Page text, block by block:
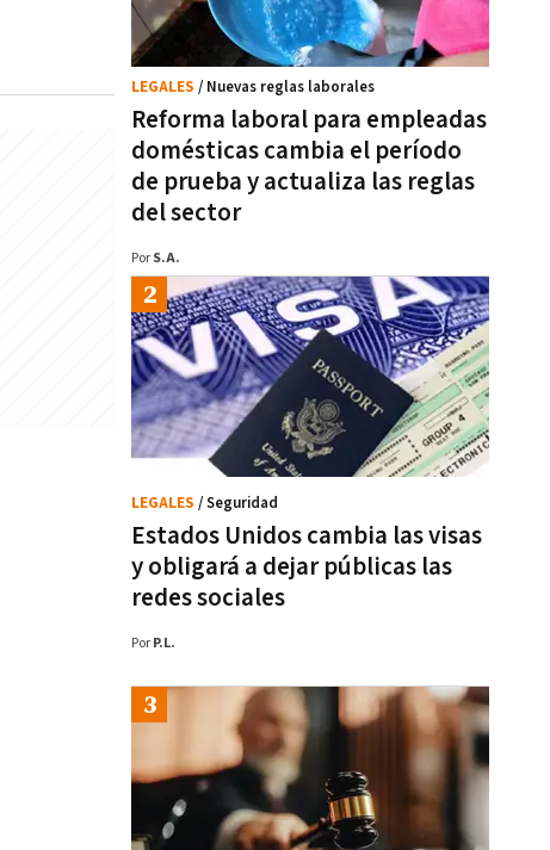
Reforma laboral para empleadas
domésticas cambia el período
de prueba y actualiza las reglas
del sector
LEGALES / Nuevas reglas laborales
Por S.A.
Estados Unidos cambia las visas
y obligará a dejar públicas las
redes sociales
LEGALES / Seguridad
Por P.L.